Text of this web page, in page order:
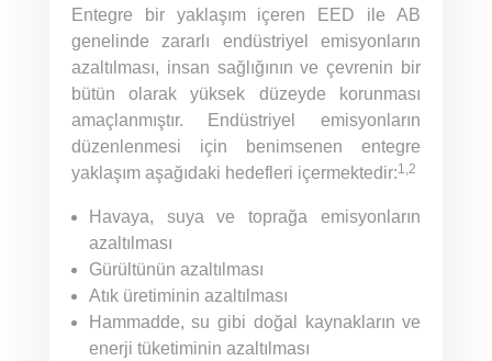
Entegre bir yaklaşım içeren EED ile AB
genelinde zararlı endüstriyel emisyonların
azaltılması, insan sağlığının ve çevrenin bir
bütün olarak yüksek düzeyde korunması
amaçlanmıştır. Endüstriyel emisyonların
düzenlenmesi için benimsenen entegre
yaklaşım aşağıdaki hedefleri içermektedir:1,2
Havaya, suya ve toprağa emisyonların
azaltılması
Gürültünün azaltılması
Atık üretiminin azaltılması
Hammadde, su gibi doğal kaynakların ve
enerji tüketiminin azaltılması